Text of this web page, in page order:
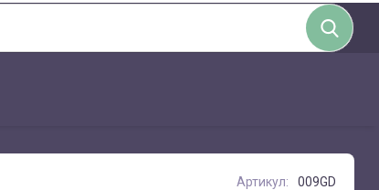
Артикул: 009GD